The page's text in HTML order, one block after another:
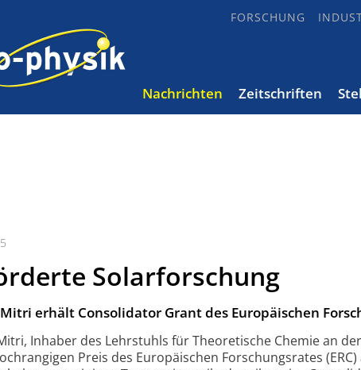
FORSCHUNG
Nachrichten Zeitschriften
Solarforschung
erhält Consolidator Grant des Europäischen
Inhaber des Lehrstuhls für Theoretische Chemie an
Preis des Europäischen Forschungsrates